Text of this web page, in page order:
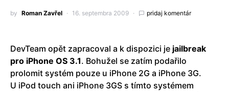
by Roman Zavřel 16. septembra 2009 pridaj komentár
DevTeam opět zapracoval a k dispozici je jailbreak
pro iPhone OS 3.1. Bohužel se zatím podařilo
prolomit systém pouze u iPhone 2G a iPhone 3G.
U iPod touch ani iPhone 3GS s tímto systémem